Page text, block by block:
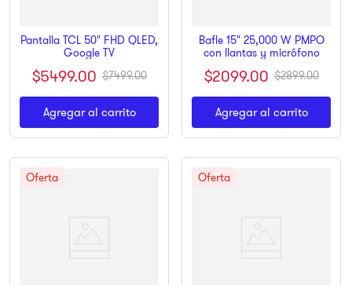
Pantalla TCL 50" FHD QLED,
Google TV
$5499.00 $7499.00
Agregar al carrito
Bafle 15" 25,000 W PMPO
con llantas y micrófono
$2099.00 $2899.00
Agregar al carrito